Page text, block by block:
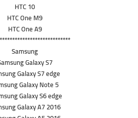
HTC 10
HTC One M9
HTC One A9
Samsung
Galaxy S7
Galaxy S7 edge
Galaxy Note 5
Galaxy S6 edge+
Galaxy A7 2016